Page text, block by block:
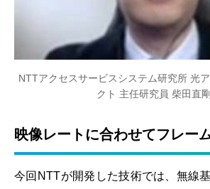
NTTアクセスサービスシステム研究所 光
クト 主任研究員 柴田直
映像レートに合わせてフレー
今回NTTが開発した技術では、無線